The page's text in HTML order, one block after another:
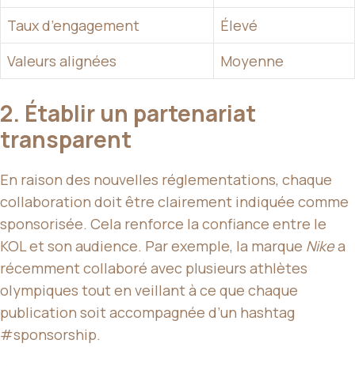
Taux d’engagement
Élevé
Valeurs alignées
Moyenne
2. Établir un partenariat
transparent
En raison des nouvelles réglementations, chaque
collaboration doit être clairement indiquée comme
sponsorisée. Cela renforce la confiance entre le
KOL et son audience. Par exemple, la marque Nikea
récemment collaboré avec plusieurs athlètes
olympiques tout en veillant à ce que chaque
publication soit accompagnée d’un hashtag
#sponsorship.